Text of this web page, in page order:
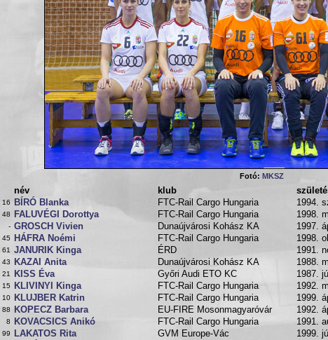
Fotó: MKSZ
név klub
16 BÍRÓ Blanka FTC-Rail Cargo Hungaria 1994.
48 FALUVÉGI Dorottya FTC-Rail Cargo Hungaria 1998.
- GROSCH Vivien Dunaújvárosi Kohász KA 1997.
45 HÁFRA Noémi FTC-Rail Cargo Hungaria 1998.
61 JANURIK Kinga ÉRD 1991.
43 KAZAI Anita Dunaújvárosi Kohász KA 1988.
21 KISS Éva Győri Audi ETO KC 1987.
15 KLIVINYI Kinga FTC-Rail Cargo Hungaria 1992.
10 KLUJBER Katrin FTC-Rail Cargo Hungaria 1999.
88 KOPECZ Barbara EU-FIRE Mosonmagyaróvár 1992.
8 KOVACSICS Anikó FTC-Rail Cargo Hungaria 1991.
99 LAKATOS Rita GVM Europe-Vác 1999.